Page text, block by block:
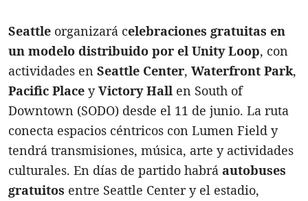
Seattle organizará celebraciones gratuitas en
un modelo distribuido por el Unity Loop, con
actividades en Seattle Center, Waterfront Park,
Pacific Place yVictory Hall en South of
Downtown (SODO) desde el 11 de junio. La ruta
conecta espacios céntricos con Lumen Field y
tendrá transmisiones, música, arte y actividades
culturales. En días de partido habrá autobuses
gratuitos entre Seattle Center y el estadio,